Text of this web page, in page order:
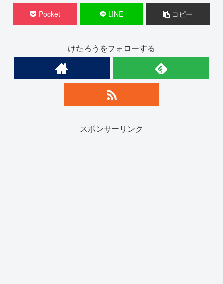
Pocket LINE コピー
けたろうをフォローする
スポンサーリンク